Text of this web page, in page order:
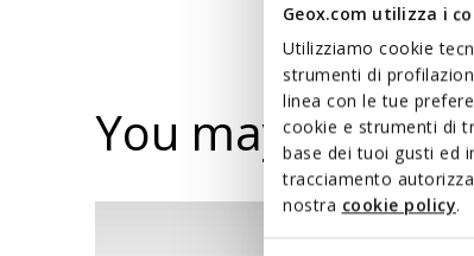
Geox.com utilizza i
Utilizziamo cookie
strumenti di
linea con le tue
cookie e strumenti di
base dei tuoi gusti ed
tracciamento
nostra cookie policy.
You may also like